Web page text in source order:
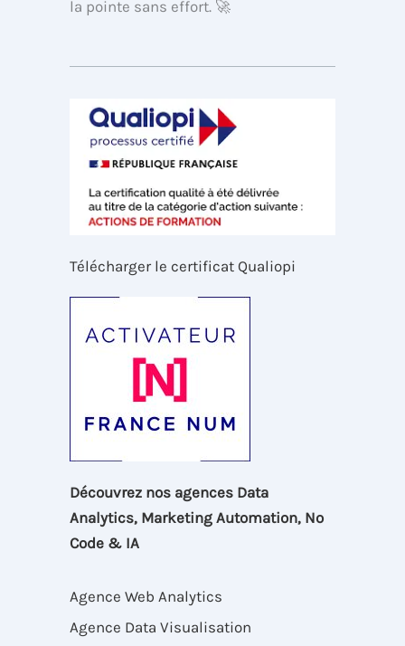
la pointe sans effort. 🚀
Télécharger le certificat Qualiopi
Découvrez nos agences Data
Analytics, Marketing Automation, No
Code & IA
Agence Web Analytics
Agence Data Visualisation